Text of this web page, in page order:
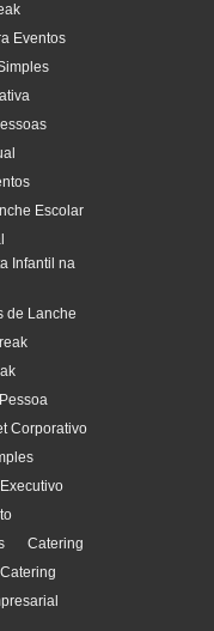
Eventos
Escolar
Infantil na
de Lanche
Corporativo
Catering